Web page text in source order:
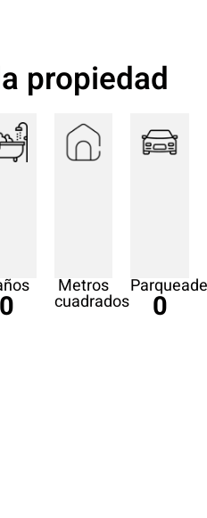
propiedad
0
Metros
cuadrados 0